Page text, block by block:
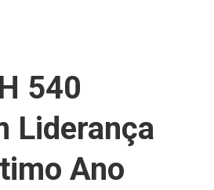
540
Liderança
Ano